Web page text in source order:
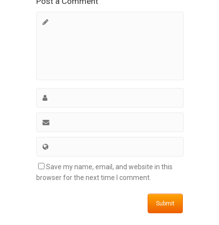
Save my name, email, and website in this
browser for the next time I comment.